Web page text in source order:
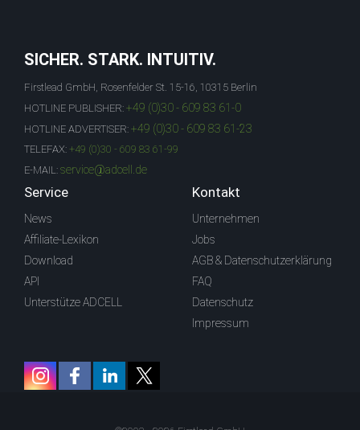
SICHER. STARK. INTUITIV.
Firstlead GmbH, Rosenfelder St. 15-16, 10315 Berlin
HOTLINE PUBLISHER: +49 (0)30 - 609 83 61-0
HOTLINE ADVERTISER: +49 (0)30 - 609 83 61-23
TELEFAX: +49 (0)30 - 609 83 61-99
E-MAIL: service@adcell.de
Service
News
Affiliate-Lexikon
Download
API
Unterstütze ADCELL
Kontakt
Unternehmen
Jobs
AGB & Datenschutzerklärung
FAQ
Datenschutz
Impressum